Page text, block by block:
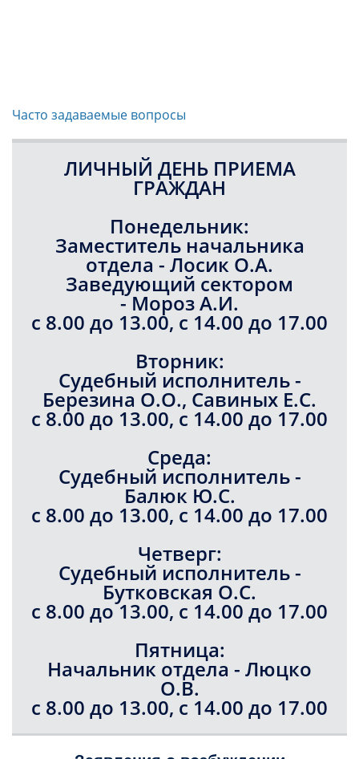
Часто задаваемые вопросы
ЛИЧНЫЙ ДЕНЬ ПРИЕМА
ГРАЖДАН
Понедельник:
Заместитель начальника
отдела - Лосик О.А.
Заведующий сектором
- Мороз А.И.
с 8.00 до 13.00, с 14.00 до 17.00
Вторник:
Судебный исполнитель -
Березина О.О., Савиных Е.С.
с 8.00 до 13.00, с 14.00 до 17.00
Среда:
Судебный исполнитель -
Балюк Ю.С.
с 8.00 до 13.00, с 14.00 до 17.00
Четверг:
Судебный исполнитель -
Бутковская О.С.
с 8.00 до 13.00, с 14.00 до 17.00
Пятница:
Начальник отдела - Люцко
О.В.
с 8.00 до 13.00, с 14.00 до 17.00